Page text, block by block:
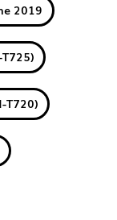
2019
T720)